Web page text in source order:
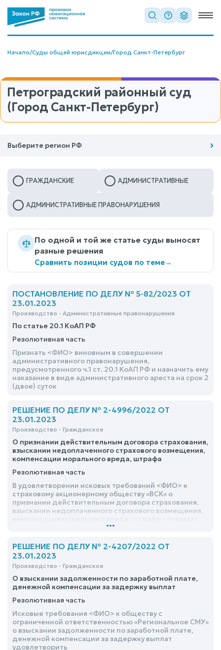
Начало/Суды общей юрисдикции/Город Санкт-Петербург
Петроградский районный суд
(Город Санкт-Петербург)
Выберите регион РФ
ГРАЖДАНСКИЕ АДМИНИСТРАТИВНЫЕ
АДМИНИСТРАТИВНЫЕ ПРАВОНАРУШЕНИЯ
По одной и той же статье суды выносят
разные решения
Сравнить позиции судов по теме→
ПОСТАНОВЛЕНИЕ ПО ДЕЛУ № 5-82/2023 ОТ
23.01.2023
Производство - Административные правонарушения
По статье 20.1 КоАП РФ
Резолютивная часть
Признать <ФИО> виновным в совершении
административного правонарушения,
предусмотренного ч.1 ст. 20.1 КоАП РФ и назначить ему
наказание в виде административного ареста на срок 2
(двое) суток
РЕШЕНИЕ ПО ДЕЛУ № 2-4996/2022 ОТ
23.01.2023
Производство - Гражданское
О признании действительным договора страхования,
взыскании недоплаченного страхового возмещения,
компенсации морального вреда, штрафа
Резолютивная часть
В удовлетворении исковых требований <ФИО> к
страховому акционерному обществу «ВСК» о
признании действительным договора страхования,
взыскании недоплаченного страхового возмещения,
...
РЕШЕНИЕ ПО ДЕЛУ № 2-4207/2022 ОТ
23.01.2023
Производство - Гражданское
О взыскании задолженности по заработной плате,
денежной компенсации за задержку выплат
Резолютивная часть
Исковые требования <ФИО> к обществу с
ограниченной ответственностью «Региональное СМУ»
о взыскании задолженности по заработной плате,
денежной компенсации за задержку выплат
удовлетворить